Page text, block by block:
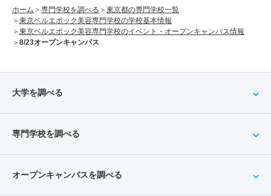
ホーム 専門学校を調べる
東京都の専門学校一覧
東京ベルエポック美容専門学校の学校基本情報
東京ベルエポック美容専門学校のイベント・オープンキャンパス情報
8/23オープンキャンパス
大学を調べる
専門学校を調べる
オープンキャンパスを調べる